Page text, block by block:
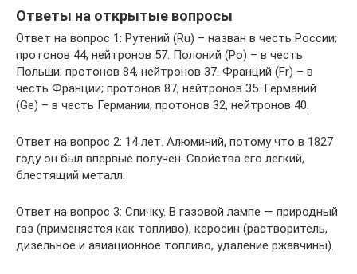
Ответы на открытые вопросы
Ответ на вопрос 1: Рутений (Ru) – назван в честь России;
протонов 44, нейтронов 57. Полоний (Po) – в честь
Польши; протонов 84, нейтронов 37. Франций (Fr) – в
честь Франции; протонов 87, нейтронов 35. Германий
(Ge) – в честь Германии; протонов 32, нейтронов 40.
Ответ на вопрос 2: 14 лет. Алюминий, потому что в 1827
году он был впервые получен. Свойства его легкий,
блестящий металл.
Ответ на вопрос 3: Спичку. В газовой лампе — природный
газ (применяется как топливо), керосин (растворитель,
дизельное и авиационное топливо, удаление ржавчины).